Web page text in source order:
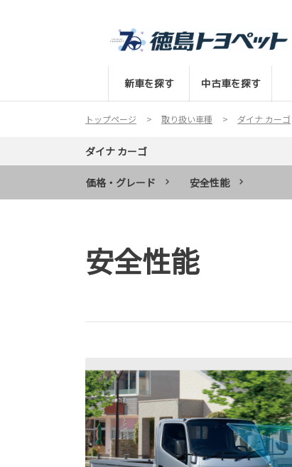
新車を探す 中古車を探す
トップページ 取り扱い車種 ダイナ カーゴ
ダイナ カーゴ
価格・グレード 安全性能
安全性能